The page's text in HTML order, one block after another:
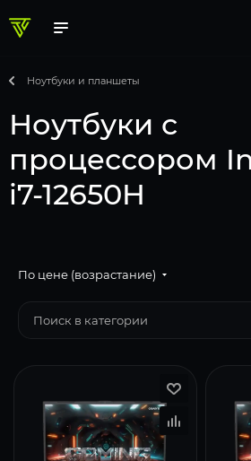
Ноутбуки и планшеты
Ноутбуки с
процессором
i7-12650H
По цене (возрастание)